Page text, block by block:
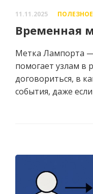
11.11.2025 ПОЛЕЗНОЕ
Временная
Метка Лампорта
помогает узлам в
договориться, в
события, даже